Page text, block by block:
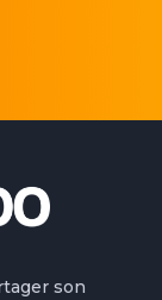
son